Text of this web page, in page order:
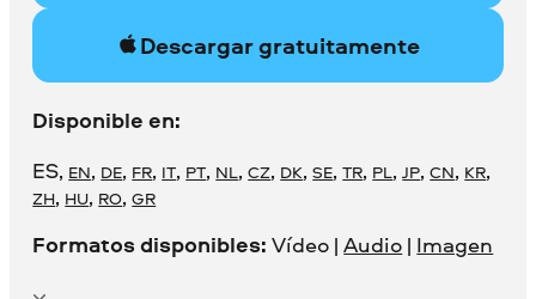
Descargar gratuitamente
Disponible en:
ES, EN, DE, FR, IT, PT, NL,CZ, DK,SE,TR, PL,JP,CN, KR,
ZH, HU, RO,GR
Formatos disponibles:Vídeo | Audio | Imagen